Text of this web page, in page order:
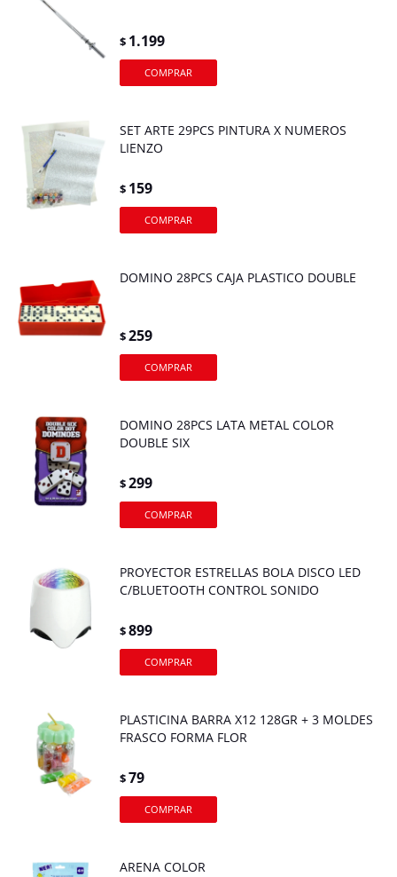
$ 1.199
SET ARTE 29PCS PINTURA X NUMEROS
LIENZO
$ 159
DOMINO 28PCS CAJA PLASTICO DOUBLE
$259
DOMINO 28PCS LATA METAL COLOR
DOUBLE SIX
$299
PROYECTOR ESTRELLAS BOLA DISCO LED
C/BLUETOOTH CONTROL SONIDO
$899
PLASTICINA BARRA X12 128GR + 3 MOLDES
FRASCO FORMA FLOR
$79
ARENA COLOR